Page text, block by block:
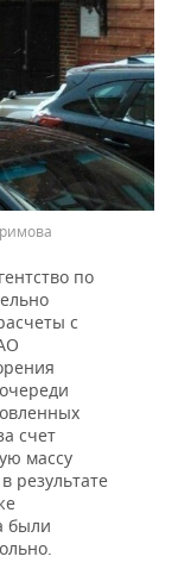
по
с
счет
массу
результате
были